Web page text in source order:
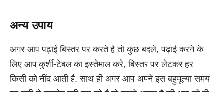
अन्य उपाय
अगर आप पढ़ाई बिस्तर पर करते है तो कुछ बदले, पढ़ाई करने के
लिए आप कुर्शी-टेबल का इस्तेमाल करे, बिस्तर पर लेटकर हर
किसी को नींद आती है. साथ ही अगर आप अपने इस बहुमूल्या समय